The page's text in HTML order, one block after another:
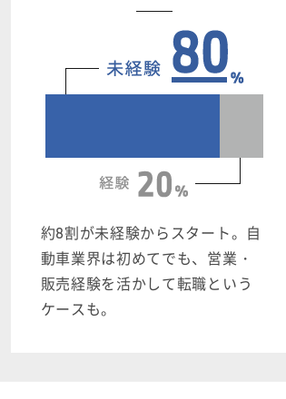
約8割が未経験からスタート。自
動車業界は初めてでも、営業・
販売経験を活かして転職という
ケースも。